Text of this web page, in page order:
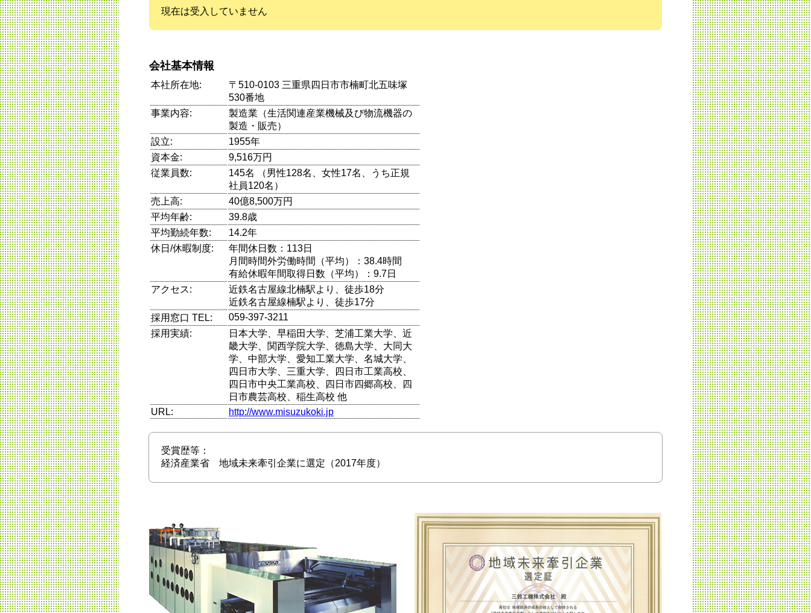
現在は受入していません
会社基本情報
本社所在地:
〒510-0103 三重県四日市市楠町北五味塚
530番地
事業内容:
製造業（生活関連産業機械及び物流機器の
製造・販売）
設立:
1955年
資本金:
9,516万円
従業員数:
145名 （男性128名、女性17名、うち正規
社員120名）
売上高:
40億8,500万円
平均年齢:
39.8歳
平均勤続年数:
14.2年
休日/休暇制度:
年間休日数：113日
月間時間外労働時間（平均）：38.4時間
有給休暇年間取得日数（平均）：9.7日
アクセス:
近鉄名古屋線北楠駅より、徒歩18分
近鉄名古屋線楠駅より、徒歩17分
採用窓口 TEL:
059-397-3211
採用実績:
日本大学、早稲田大学、芝浦工業大学、近
畿大学、関西学院大学、徳島大学、大同大
学、中部大学、愛知工業大学、名城大学、
四日市大学、三重大学、四日市工業高校、
四日市中央工業高校、四日市四郷高校、四
日市農芸高校、稲生高校 他
URL:
http://www.misuzukoki.jp
受賞歴等：
経済産業省 地域未来牽引企業に選定（2017年度）